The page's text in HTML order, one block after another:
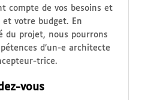
compte de vos besoins et
et votre budget. En
du projet, nous pourrons
d’un-e architecte
trice.
vous